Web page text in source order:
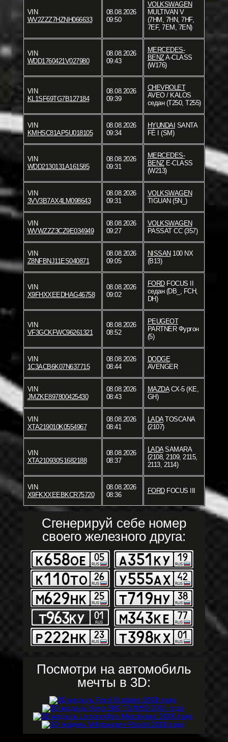
VIN
WV2ZZZ7HZNH066633
08.08.2026
09:50
VOLKSWAGEN
MULTIVAN V
(7HM, 7HN, 7HF,
7EF, 7EM, 7EN)
VIN
WDD1760421V027980
08.08.2026
09:43
MERCEDES-
BENZA-CLASS
(W176)
VIN
KL1SF69TG7B127184
08.08.2026
09:39
CHEVROLET
AVEO / KALOS
седан (T250, T255)
VIN
KMHSC81AP5U018105
08.08.2026
09:34
HYUNDAI SANTA
FÉ I (SM)
VIN
WDD2130131A161585
08.08.2026
09:31
MERCEDES-
BENZE-CLASS
(W213)
VIN
3VV3B7AX4LM098643
08.08.2026
09:31
VOLKSWAGEN
TIGUAN (5N_)
VIN
WVWZZZ3CZ9E034949
08.08.2026
09:27
VOLKSWAGEN
PASSAT CC (357)
VIN
Z8NFBNJ11ES040871
08.08.2026
09:05
NISSAN 100 NX
(B13)
VIN
X9FHXXEEDHAG46758
08.08.2026
09:02
FORDFOCUS II
седан (DB_, FCH,
DH)
VIN
VF3GCKFWC96261321
08.08.2026
08:52
PEUGEOT
PARTNER Фургон
(5)
VIN
1C3ACB6K07N637715
08.08.2026
08:44
DODGE
AVENGER
VIN
JMZKE897800425430
08.08.2026
08:43
MAZDACX-5 (KE,
GH)
VIN
XTA219010K0554967
08.08.2026
08:41
LADATOSCANA
(2107)
VIN
XTA210930S1682188
08.08.2026
08:37
LADASAMARA
(2108, 2109, 2115,
2113, 2114)
VIN
X9FKXXEEBKCR75720
08.08.2026
08:36
FORDFOCUS III
Сгенерируй себе номер
своего железного друга:
Посмотри на автомобиль
мечты в 3D: